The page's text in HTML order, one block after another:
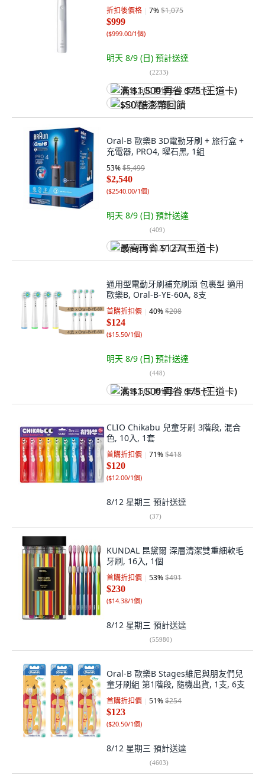
折扣後價格 7%$1,075
$999
($999.00/1個)
明天 8/9 (日) 預計送達
(2233)
满 $1,500 再省 $75 (王道卡)
$50 酷澎幣回饋
Oral-B 歐樂B 3D電動牙刷 + 旅行盒 +
充電器, PRO4, 曜石黑, 1組
53%$5,499
$2,540
($2540.00/1個)
明天 8/9 (日) 預計送達
(409)
最高再省 $127 (王道卡)
通用型電動牙刷補充刷頭 包裹型 適用
歐樂B, Oral-B-YE-60A, 8支
首購折扣價 40%$208
$124
($15.50/1個)
明天 8/9 (日) 預計送達
(448)
满 $1,500 再省 $75 (王道卡)
CLIO Chikabu 兒童牙刷 3階段, 混合
色, 10入, 1套
首購折扣價 71%$418
$120
($12.00/1個)
8/12 星期三 預計送達
(37)
KUNDAL 昆黛爾 深層清潔雙重細軟毛
牙刷, 16入, 1個
首購折扣價 53%$491
$230
($14.38/1個)
8/12 星期三 預計送達
(55980)
Oral-B 歐樂B Stages維尼與朋友們兒
童牙刷組 第1階段, 隨機出貨, 1支, 6支
首購折扣價 51%$254
$123
($20.50/1個)
8/12 星期三 預計送達
(4603)